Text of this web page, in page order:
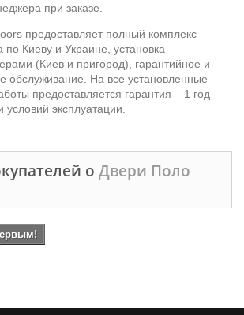
при заказе.
предоставляет полный комплекс
по Киеву и Украине, установка
(Киев и пригород), гарантийное и
обслуживание. На все установленные
предоставляется гарантия – 1 год
эксплуатации.
о Двери Поло